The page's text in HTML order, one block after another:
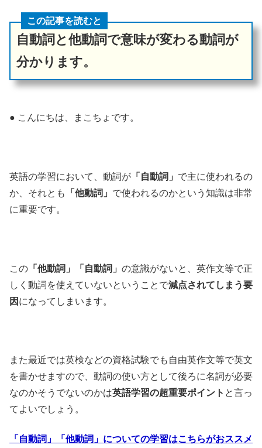
この記事を読むと
自動詞と他動詞で意味が変わる動詞が
分かります。
● こんにちは、まこちょです。
英語の学習において、動詞が 「自動詞」 で主に使われるの
か、それとも
「他動詞」 で使われるのかという知識は非常
に重要です。
この 「他動詞」「自動詞」 の意識がないと、英作文等で正
しく動詞を使えていないということで減点されてしまう要
因 になってしまいます。
また最近では英検などの資格試験でも自由英作文等で英文
を書かせますので、動詞の使い方として後ろに名詞が必要
なのかそうでないのかは英語学習の超重要ポイント と言っ
てよいでしょう。
「自動詞」「他動詞」についての学習はこちらがおススメ